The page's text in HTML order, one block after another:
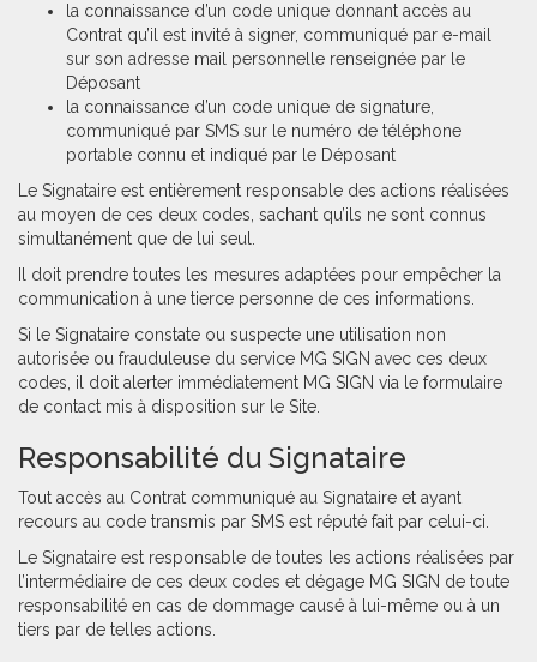
la connaissance d’un code unique donnant accès au
Contrat qu’il est invité à signer, communiqué par e-mail
sur son adresse mail personnelle renseignée par le
Déposant
la connaissance d’un code unique de signature,
communiqué par SMS sur le numéro de téléphone
portable connu et indiqué par le Déposant
Le Signataire est entièrement responsable des actions réalisées
au moyen de ces deux codes, sachant qu’ils ne sont connus
simultanément que de lui seul.
Il doit prendre toutes les mesures adaptées pour empêcher la
communication à une tierce personne de ces informations.
Si le Signataire constate ou suspecte une utilisation non
autorisée ou frauduleuse du service MG SIGN avec ces deux
codes, il doit alerter immédiatement MG SIGN via le formulaire
de contact mis à disposition sur le Site.
Responsabilité du Signataire
Tout accès au Contrat communiqué au Signataire et ayant
recours au code transmis par SMS est réputé fait par celui-ci.
Le Signataire est responsable de toutes les actions réalisées par
l’intermédiaire de ces deux codes et dégage MG SIGN de toute
responsabilité en cas de dommage causé à lui-même ou à un
tiers par de telles actions.